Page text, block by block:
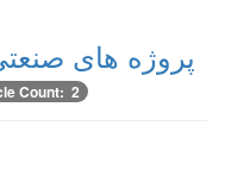
پروژه های
Count: 2